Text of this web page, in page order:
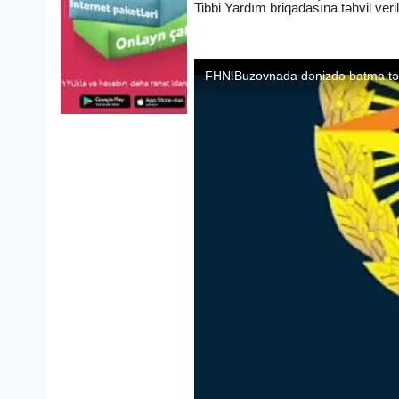
Tibbi Yardım briqadasına təhvil